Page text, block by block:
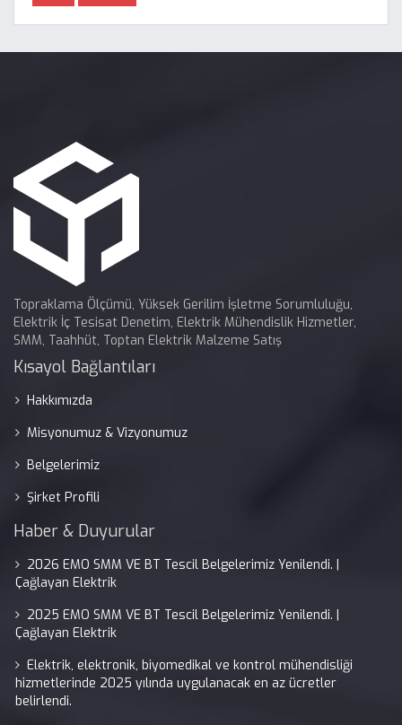
Topraklama Ölçümü, Yüksek Gerilim İşletme Sorumluluğu,
Elektrik İç Tesisat Denetim, Elektrik Mühendislik Hizmetler,
SMM, Taahhüt, Toptan Elektrik Malzeme Satış
Kısayol Bağlantıları
Hakkımızda
Misyonumuz & Vizyonumuz
Belgelerimiz
Şirket Profili
Haber & Duyurular
2026 EMO SMM VE BT Tescil Belgelerimiz Yenilendi. |
Çağlayan Elektrik
2025 EMO SMM VE BT Tescil Belgelerimiz Yenilendi. |
Çağlayan Elektrik
Elektrik, elektronik, biyomedikal ve kontrol mühendisliği
hizmetlerinde 2025 yılında uygulanacak en az ücretler
belirlendi.